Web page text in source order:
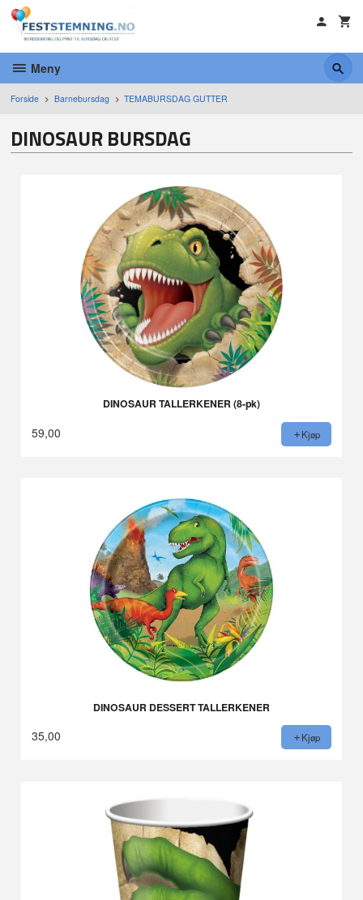
Gå
innholdet
Meny
Forside Barnebursdag TEMABURSDAG GUTTER
DINOSAUR BURSDAG
DINOSAUR TALLERKENER (8-pk)
59,00 Kjøp
DINOSAUR DESSERT TALLERKENER
35,00 Kjøp